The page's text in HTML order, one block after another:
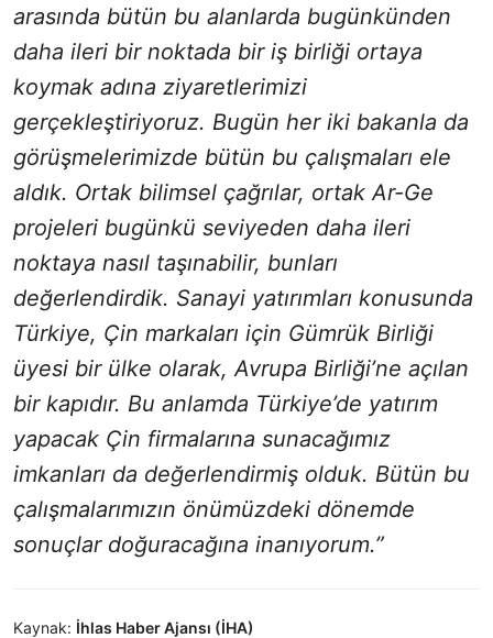
arasında bütün bu alanlarda bugünkünden
daha ileri bir noktada bir iş birliği ortaya
koymak adına ziyaretlerimizi
gerçekleştiriyoruz. Bugün her iki bakanla da
görüşmelerimizde bütün bu çalışmaları ele
aldık. Ortak bilimsel çağrılar, ortak Ar-Ge
projeleri bugünkü seviyeden daha ileri
noktaya nasıl taşınabilir, bunları
değerlendirdik. Sanayi yatırımları konusunda
Türkiye, Çin markaları için Gümrük Birliği
üyesi bir ülke olarak, Avrupa Birliği’ne açılan
bir kapıdır. Bu anlamda Türkiye’de yatırım
yapacak Çin firmalarına sunacağımız
imkanları da değerlendirmiş olduk. Bütün bu
çalışmalarımızın önümüzdeki dönemde
sonuçlar doğuracağına inanıyorum.”
Kaynak: İhlas Haber Ajansı (İHA)